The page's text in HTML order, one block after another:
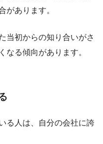
があります。
当初からの知り合いがさ
なる傾向があります。
る人は、自分の会社に誇